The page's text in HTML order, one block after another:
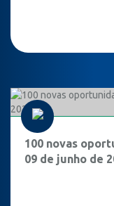
100 novas
09 de junho de